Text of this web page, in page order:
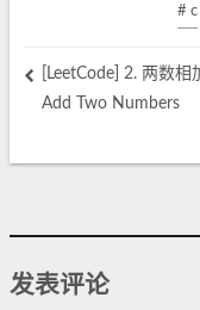
# c
[LeetCode] 2. 两数相
Add Two Numbers
发表评论